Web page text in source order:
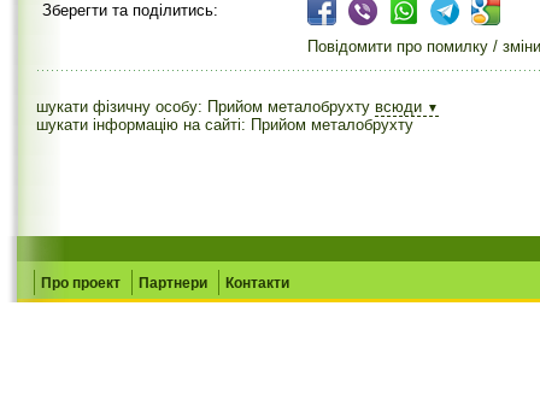
Зберегти та поділитись:
Повідомити про помилку / зміни
шукати фізичну особу: Прийом металобрухту всюди ▼
шукати інформацію на сайті: Прийом металобрухту
Про проект Партнери Контакти